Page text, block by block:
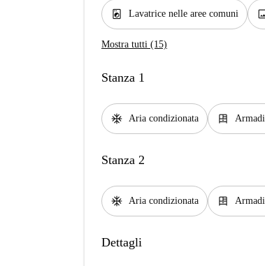
local_laundry_service Lavatrice nelle aree comuni
Mostra tutti (15)
Stanza 1
ac_unit Aria condizionata dresser
Stanza 2
ac_unit Aria condizionata dresser
Dettagli